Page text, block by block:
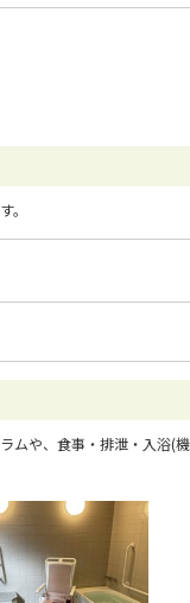
。
ムや、食事・排泄・入浴(